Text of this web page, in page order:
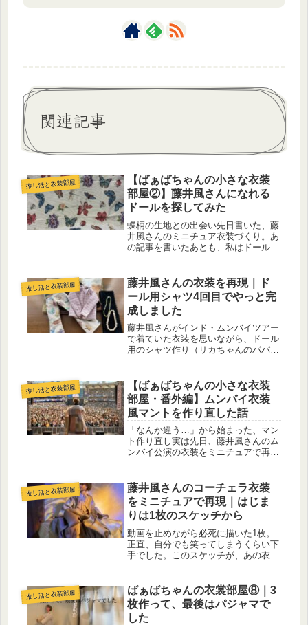
関連記事
推し活と衣装部屋
【ばぁばちゃんの小さな衣装
部屋②】藤井風さんになれる
ドールを探してみた
蝶柄の生地との出会い先日書いた、藤
井風さんのミニチュア衣装づくり。あ
の記事を書いたあとも、私はドール探
ず画面を二度見してしまいました。な
んと、風さんがムンバイで着ていた衣
装...
推し活と衣装部屋
藤井風さんの衣装を再現｜ド
ール用シャツ4回目でやっと完
成しました
藤井風さんがインド・ムンバイツアー
で着ていた衣装を思いながら、ドール
用のシャツ作り（リカちゃんのパパサ
る”と思える一枚が仕上がりました。
今回イメージしたのは、こちらのツア
ーで...
推し活と衣装部屋
【ばぁばちゃんの小さな衣装
部屋・番外編】ムンバイ衣装
風マントを作り直した話
「なんか違う…」から始まった、マン
ト作り直し実は先日、藤井風さんのム
ンバイ公演の衣装をミニチュアで再現
気感を出せたはず！』という想いが消
えませんでした。悪くはない。でも、
求...
推し活と衣装部屋
藤井風さんのコーチェラ衣装
をミニチュアで再現｜はじま
りは1枚のスケッチから
動画を止めながら必死に描いた1枚。
正直、自分でも笑ってしまうくらい下
手でした。このスケッチが、あの衣装
ケッチから動画を止めては戻し、また
止めて。何度も繰り返しながら、必死
に...
推し活と衣装部屋
ばぁばちゃんの衣裳部屋⑧｜3
枚作って、最後はパジャマで
した